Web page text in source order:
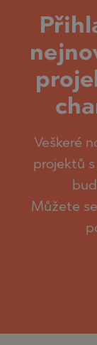
Veškeré
projektů
Můžete